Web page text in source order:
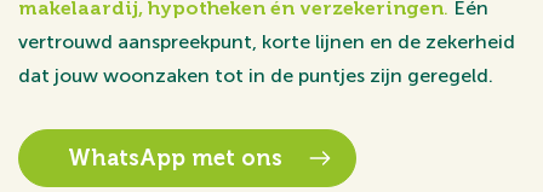
makelaardij, hypotheken én verzekeringen. Eén
vertrouwd aanspreekpunt, korte lijnen en de zekerheid
dat jouw woonzaken tot in de puntjes zijn geregeld.
WhatsApp met ons